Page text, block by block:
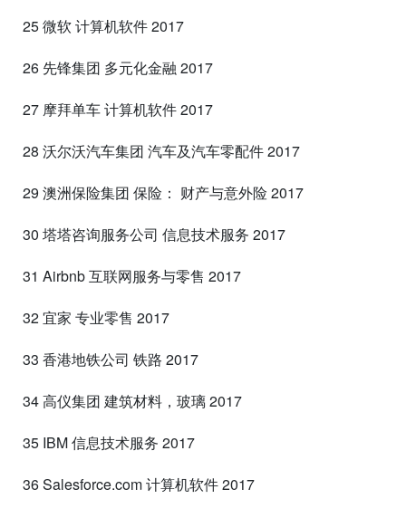
25 微软 计算机软件 2017
26 先锋集团 多元化金融 2017
27 摩拜单车 计算机软件 2017
28 沃尔沃汽车集团 汽车及汽车零配件 2017
29 澳洲保险集团 保险： 财产与意外险 2017
30 塔塔咨询服务公司 信息技术服务 2017
31 Airbnb 互联网服务与零售 2017
32 宜家 专业零售 2017
33 香港地铁公司 铁路 2017
34 高仪集团 建筑材料，玻璃 2017
35 IBM 信息技术服务 2017
36 Salesforce.com 计算机软件 2017